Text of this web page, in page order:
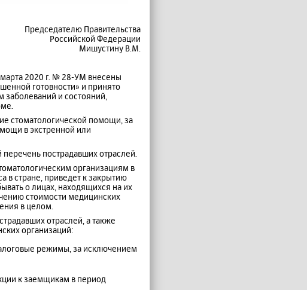
Председателю Правительства
Российской Федерации
Мишустину В.М.
2020 г. № 28-УМ внесены
готовности» и принято
заболеваний и состояний,
стоматологической помощи, за
в экстренной или
пострадавших отраслей.
организациям в
в стране, приведет к закрытию
о лицах, находящихся на их
стоимости медицинских
в целом.
отраслей, а также
организаций:
режимы, за исключением
к заемщикам в период